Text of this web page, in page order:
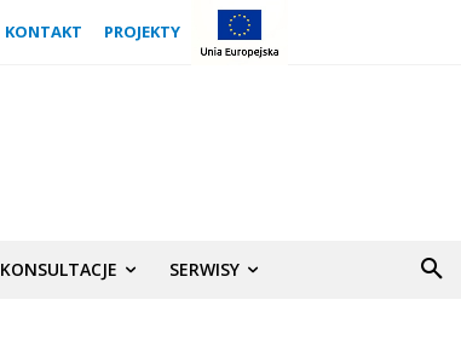
KONTAKT PROJEKTY
KONSULTACJE SERWISY